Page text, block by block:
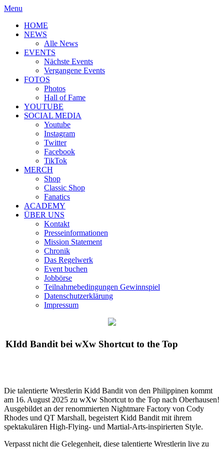
Menu
HOME
NEWS
Alle News
EVENTS
Nächste Events
Vergangene Events
FOTOS
Photos
Hall of Fame
YOUTUBE
SOCIAL MEDIA
Youtube
Instagram
Twitter
Facebook
TikTok
MERCH
Shop
Classic Shop
Fanatics
ACADEMY
ÜBER UNS
Kontakt
Presseinformationen
Mission Statement
Chronik
Das Regelwerk
Event buchen
Jobbörse
Teilnahmebedingungen Gewinnspiel
Datenschutzerklärung
Impressum
KIdd Bandit bei wXw Shortcut to the Top
Die talentierte Wrestlerin Kidd Bandit von den Philippinen kommt
am 16. August 2025 zu wXw Shortcut to the Top nach Oberhausen!
Ausgebildet an der renommierten Nightmare Factory von Cody
Rhodes und QT Marshall, begeistert Kidd Bandit mit ihrem
spektakulären High-Flying- und Martial-Arts-inspirierten Style.
Verpasst nicht die Gelegenheit, diese talentierte Wrestlerin live zu